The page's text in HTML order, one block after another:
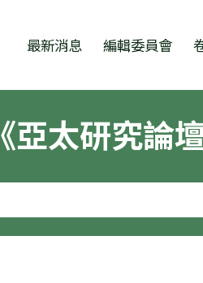
最新消息 編輯委員會
《亞太研究論